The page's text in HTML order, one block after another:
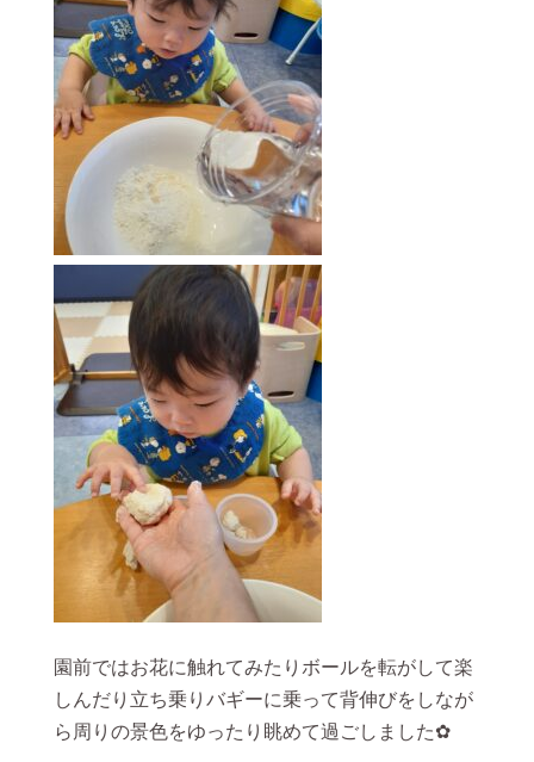
園前ではお花に触れてみたりボールを転がして楽
しんだり立ち乗りバギーに乗って背伸びをしなが
ら周りの景色をゆったり眺めて過ごしました✿